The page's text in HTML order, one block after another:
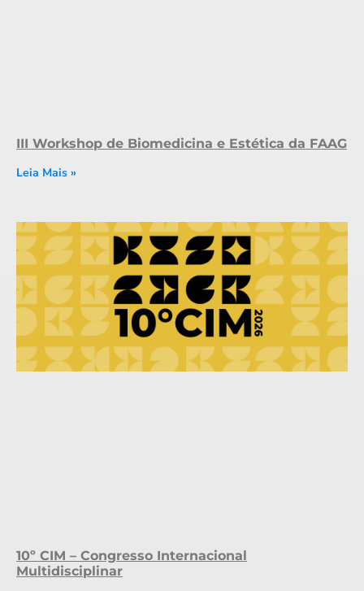
III Workshop de Biomedicina e Estética da FAAG
Leia Mais »
10º CIM – Congresso Internacional
Multidisciplinar